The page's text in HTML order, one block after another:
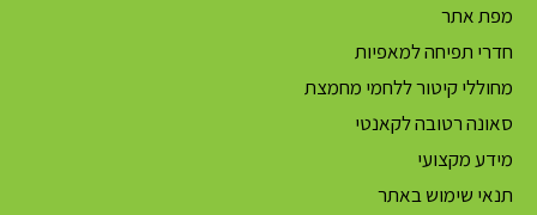
מפת אתר
חדרי תפיחה למאפיות
מחוללי קיטור ללחמי מחמצת
סאונה רטובה לקאנטי
מידע מקצועי
תנאי שימוש באתר